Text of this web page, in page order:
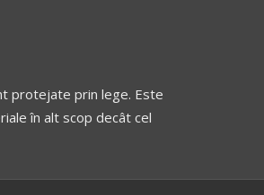
protejate prin lege. Este
în alt scop decât cel